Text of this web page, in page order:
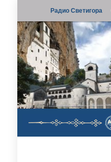
Радио Светигора